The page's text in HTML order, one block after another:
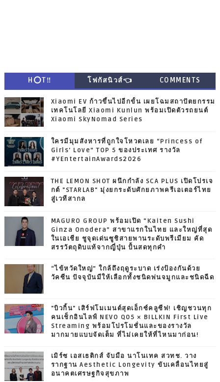
H⭕T‼ โฟกัสนิวส์👈 COMMENTS
Xiaomi EV ก้าวขึ้นไปอีกขั้น เผยโฉมสถาปัตยกรรม
เทคโนโลยี Xiaomi Kunlun พร้อมเปิดตัวรถยนต์
Xiaomi SkyNomad Series
ใครมีมุมสังหารที่ถูกใจโหวตเลย “Princess of
Girls' Love” TOP 5 ของประเทศ รางวัล
#YEntertainAwards2026
THE LEMON SHOT ผนึกกำลัง SCA PLUS เปิดโปรเจ
กต์ "STARLAB" มุ่งยกระดับศักยภาพครีเอเตอร์ไทย
สู่เวทีสากล
MAGURO GROUP พร้อมเปิด “Kaiten Sushi
Ginza Onodera” สาขาแรกในไทย และใหญ่ที่สุด
ในเอเชีย ชูจุดเด่นซูชิสายพานระดับพรีเมียม คัด
สรรวัตถุดิบแท้จากญี่ปุ่น ปั้นสดทุกคำ
“ไข้หวัดใหญ่” ใกล้ถึงฤดูระบาด เร่งป้องกันด้วย
วัคซีน ปัจจุบันมีให้เลือกทั้งชนิดพ่นจมูกและชนิดฉีด
"บิวกิ้น" เสิร์ฟโมเมนต์สุดเอ็กซ์คลูซีฟ! เชิญชวนทุก
คนเช็กอินไลฟ์ NEVO Q05 × BILLKIN First Live
Streaming พร้อมโปรโมชั่นและของรางวัล
มากมายแบบจัดเต็ม ที่ไม่เคยให้ที่ไหนมาก่อน!
เมิร์ซ เอสเธติกส์ จับมือ นาโนเทค สวทช. วาง
รากฐาน Aesthetic Longevity ขับเคลื่อนไทยสู่
อนาคตเศรษฐกิจสุขภาพ